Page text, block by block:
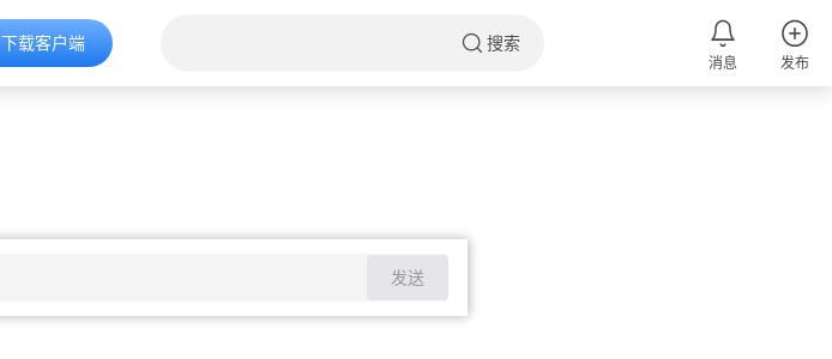
下载客户端 搜索
消息 发布
发送